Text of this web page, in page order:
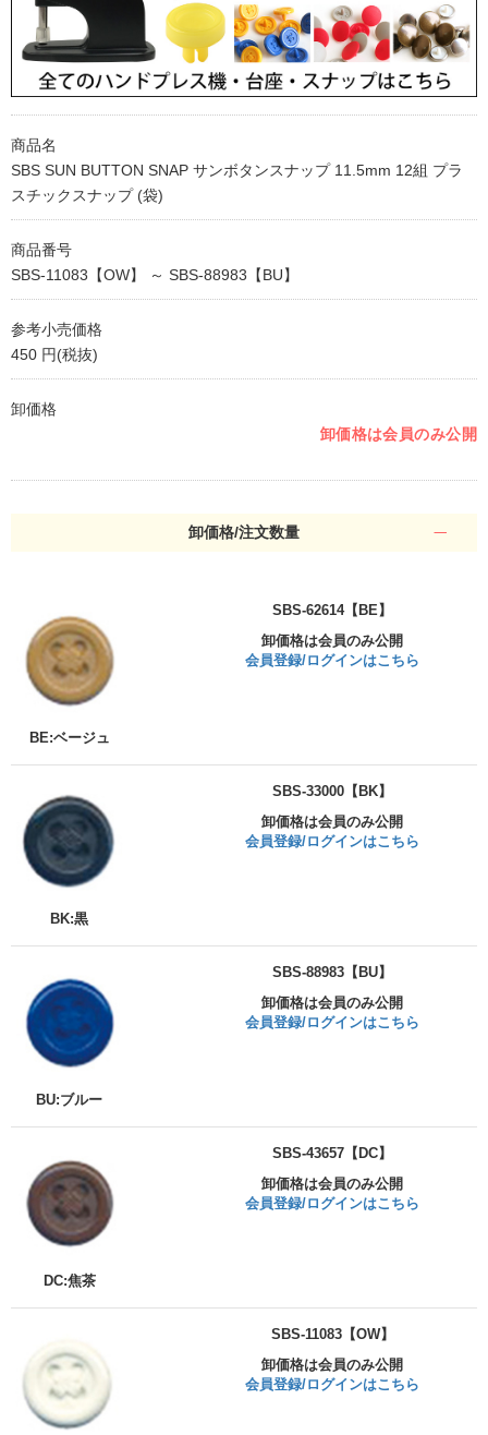
商品名
SBS SUN BUTTON SNAP サンボタンスナップ 11.5mm 12組 プラ
スチックスナップ (袋)
商品番号
SBS-11083【OW】 ～ SBS-88983【BU】
参考小売価格
450 円(税抜)
卸価格
卸価格は会員のみ公開
卸価格/注文数量
BE:ベージュ
SBS-62614【BE】
卸価格は会員のみ公開
会員登録/ログインはこちら
BK:黒
SBS-33000【BK】
卸価格は会員のみ公開
会員登録/ログインはこちら
BU:ブルー
SBS-88983【BU】
卸価格は会員のみ公開
会員登録/ログインはこちら
DC:焦茶
SBS-43657【DC】
卸価格は会員のみ公開
会員登録/ログインはこちら
SBS-11083【OW】
卸価格は会員のみ公開
会員登録/ログインはこちら